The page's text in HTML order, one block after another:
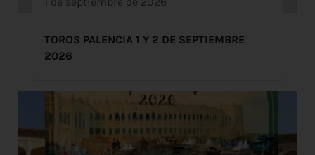
TOROS PALENCIA 1 Y 2 DE SEPTIEMBRE
2026